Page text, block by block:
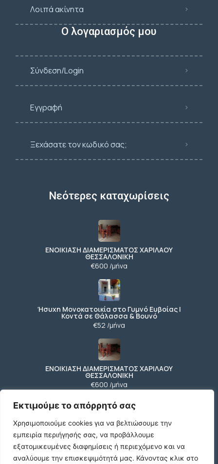
Εκτιμούμε το απόρρητό σας
Χρησιμοποιούμε cookies για να βελτιώσουμε την
εμπειρία περιήγησής σας, να προβάλλουμε
εξατομικευμένες διαφημίσεις ή περιεχόμενο και να
αναλύουμε την επισκεψιμότητά μας. Κάνοντας κλικ στο
Λοιπά ακίνητα
Ο λογαριασμός μου
Σύνδεση/Login
Εγγραφή
Ξεχάσατε τον κωδικό σας;
Νεότερες καταχωρίσεις
ΕΝΟΙΚΙΑΣΗ ΔΙΑΜΕΡΙΣΜΑΤΟΣ ΧΑΡΙΛΑΟΥ
ΘΕΣΣΑΛΟΝΙΚΗ
€600 /μήνα
Ήσυχη Μονοκατοικία στο Γυμνό Ευβοίας |
Κοντά σε Θάλασσα & Βουνό
€52 /μήνα
ΕΝΟΙΚΙΑΣΗ ΔΙΑΜΕΡΙΣΜΑΤΟΣ ΧΑΡΙΛΑΟΥ
ΘΕΣΣΑΛΟΝΙΚΗ
€600 /μήνα
Κωδικος ακινητου Μ480 καταστημα στον
Ευοσμο
€500 /μήνα